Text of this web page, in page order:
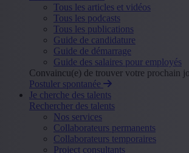
Tous les articles et vidéos
Tous les podcasts
Tous les publications
Guide de candidature
Guide de démarrage
Guide des salaires pour employés
Convaincu(e) de trouver votre prochain
Postuler spontanée
Je cherche des talents
Rechercher des talents
Nos services
Collaborateurs permanents
Collaborateurs temporaires
Project consultants